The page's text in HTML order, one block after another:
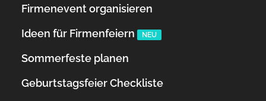
Firmenevent organisieren
Ideen für Firmenfeiern
NEU
Sommerfeste planen
Geburtstagsfeier Checkliste